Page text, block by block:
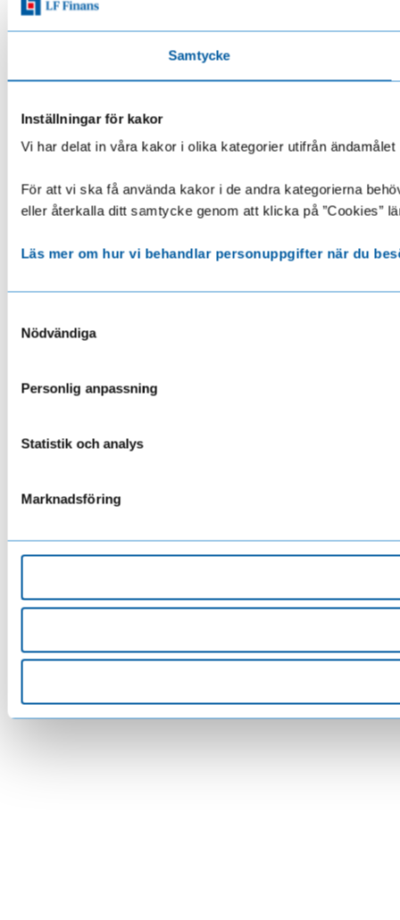
Samtycke
Inställningar för kakor
Vi har delat in våra kakor i olika kategorier utifrån
För att vi ska få använda kakor i de andra kategorierna
eller återkalla ditt samtycke genom att klicka på ”Cookies”
Läs mer om hur vi behandlar personuppgifter när du
Nödvändiga
Personlig anpassning
Statistik och analys
Marknadsföring